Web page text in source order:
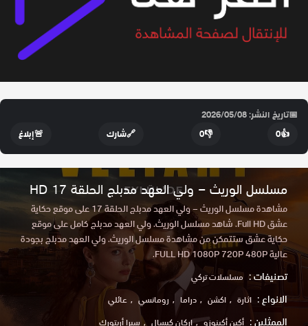
📅تاريخ النشر: 2026/05/08
👍
0
👎
0
🔗شارك 🚨إبلاغ
مسلسل الوريث – ولي العهد مدبلج الحلقة 17 HD
مشاهدة مسلسل الوريث – ولي العهد مدبلج الحلقة 17 على موقع حكاية
عشق Full HD. شاهد مسلسل الوريث. ولي العهد مدبلج كامل على موقع
حكاية عشق ستتمكن من مشاهدة مسلسل الوريث. ولي العهد مدبلج بجودة
عالية FULL HD 1080P 720P 480P.
تصنيفات : مسلسلات تركي
الانواع : اثارة اكشن دراما رومانسي عائلي
الممثلين : أكين أكينوزو إركان كيسال سيرا أريتورك